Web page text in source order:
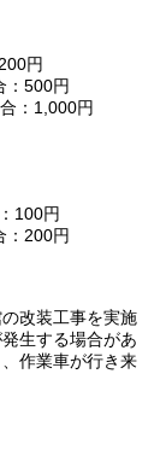
円
：500円
：1,000円
100円
：200円
改装工事を実施
生する場合があ
作業車が行き来